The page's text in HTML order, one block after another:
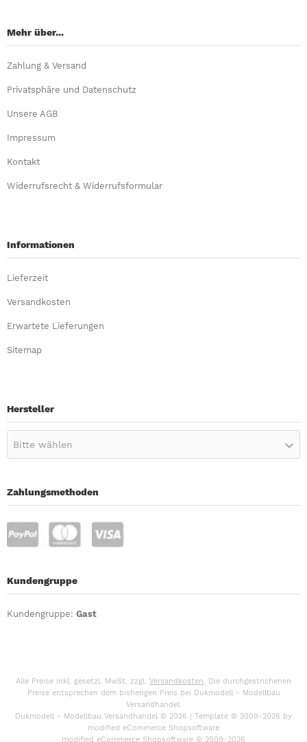
Mehr über...
Zahlung & Versand
Privatsphäre und Datenschutz
Unsere AGB
Impressum
Kontakt
Widerrufsrecht & Widerrufsformular
Informationen
Lieferzeit
Versandkosten
Erwartete Lieferungen
Sitemap
Hersteller
Bitte wählen
Zahlungsmethoden
Kundengruppe
Kundengruppe: Gast
Alle Preise inkl. gesetzl. MwSt. zzgl. Versandkosten. Die durchgestrichenen
Preise entsprechen dem bisherigen Preis bei Dukmodell - Modellbau
Versandhandel.
Dukmodell - Modellbau Versandhandel © 2026 | Template © 2009-2026 by
modified eCommerce Shopsoftware
modified eCommerce Shopsoftware © 2009-2026